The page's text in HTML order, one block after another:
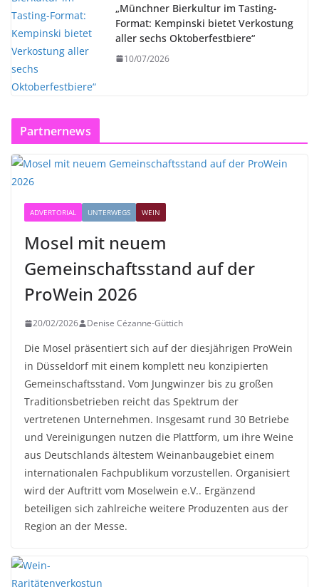
„Münchner Bierkultur im Tasting-
Format: Kempinski bietet Verkostung
aller sechs Oktoberfestbiere“
10/07/2026
Partnernews
ADVERTORIAL UNTERWEGS WEIN
Mosel mit neuem
Gemeinschaftsstand auf der
ProWein 2026
20/02/2026 Denise Cézanne-Güttich
Die Mosel präsentiert sich auf der diesjährigen ProWein
in Düsseldorf mit einem komplett neu konzipierten
Gemeinschaftsstand. Vom Jungwinzer bis zu großen
Traditionsbetrieben reicht das Spektrum der
vertretenen Unternehmen. Insgesamt rund 30 Betriebe
und Vereinigungen nutzen die Plattform, um ihre Weine
aus Deutschlands ältestem Weinanbaugebiet einem
internationalen Fachpublikum vorzustellen. Organisiert
wird der Auftritt vom Moselwein e.V.. Ergänzend
beteiligen sich zahlreiche weitere Produzenten aus der
Region an der Messe.